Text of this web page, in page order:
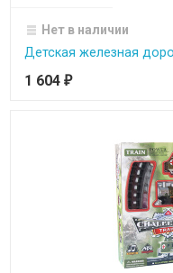
Нет в наличии
Детская железная
1 604 ₽